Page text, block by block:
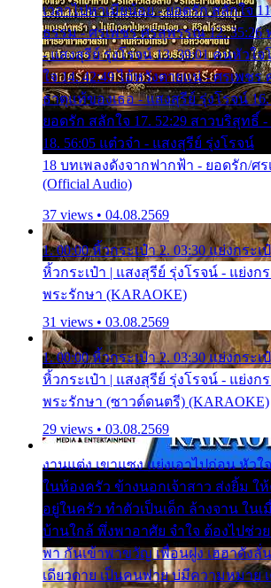
เวลาไปหาเมียน้อย - ยอดรัก สลักใจ
ธรรม - ศรเพชร ศรสุพรรณ 12.
- แสงสุรีย์ รุ่งโรจน์ 13. 39:01 คนหัวใ
ใจ 14. 42:49 ไอ้หวังตายแน่ - ศรเพชร
ธาตุแท้ของเธอ - แสงสุรีย์ รุ่งโรจน์
ยอดรัก สลักใจ 17. 52:29 สาวบริสุทธิ์
18. 56:05 แต๋วจ๋า - แสงสุรีย์ รุ่งโรจน์
18 บทเพลงดังจากฟากฟ้า - ยอดรัก/ศ
(Official Audio)
37 views • 04.08.2569
1. 00:00 หิ้วกระเป๋า 2. 03:30 แย่งกระเ
หิ้วกระเป๋า | แสงสุรีย์ รุ่งโรจน์ - แย่งก
พระรักษา (KARAOKE)
31 views • 03.08.2569
1. 00:00 หิ้วกระเป๋า 2. 03:30 แย่งกระเ
หิ้วกระเป๋า | แสงสุรีย์ รุ่งโรจน์ - แย่งก
พระรักษา (ซาวด์ดนตรี) (KARAOKE)
29 views • 03.08.2569
งานแต่ง เขาแซง แย่งเอาไปก่อน หัว
ในห้องครัว ข้างนอกเจ้าสาว ส่งยิ้ม ให้
อยู่ในครัว ทำตัวเป็นเด็ก ล้างจาน ใน
บ้านใกล้ พึ่งพาอาศัย จำใจ ต้องไปช่วย
พา กันเข้าพาขวัญ เพื่อนฝูง เฮฮาดังลั่
เดียวดาย เป็นคนพ่าย บ่มีความหมาย เ